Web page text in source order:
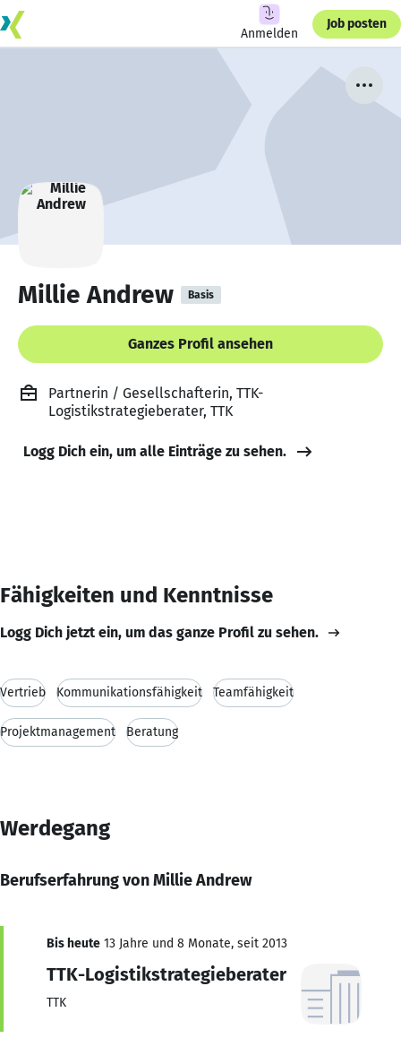
Anmelden
Job posten
Millie Andrew Basis
Ganzes Profil ansehen
Partnerin / Gesellschafterin, TTK-
Logistikstrategieberater, TTK
Logg Dich ein, um alle Einträge zu sehen.
Fähigkeiten und Kenntnisse
Logg Dich jetzt ein, um das ganze Profil zu sehen.
Vertrieb Kommunikationsfähigkeit Teamfähigkeit
Projektmanagement Beratung
Werdegang
Berufserfahrung von Millie Andrew
Bis heute 13 Jahre und 8 Monate, seit 2013
TTK-Logistikstrategieberater
TTK